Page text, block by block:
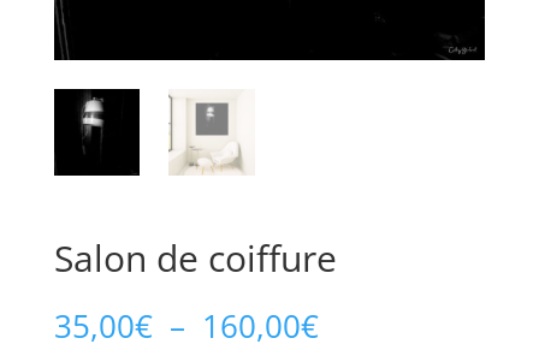
Salon de coiffure
35,00€ – 160,00€Plage